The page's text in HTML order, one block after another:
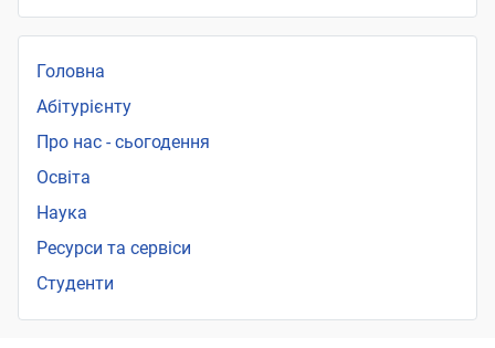
Головна
Абітурієнту
Про нас - сьогодення
Освіта
Наука
Ресурси та сервіси
Студенти